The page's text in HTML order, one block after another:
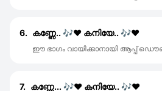
6. കണ്ണേ.. 🎶♥️ കനിയേ.. 🎶♥️
ഈ ഭാഗം വായിക്കാനായി ആപ്പ്
7. കണ്ണേ... 🎶♥️ കനിയേ.. 🎶♥️